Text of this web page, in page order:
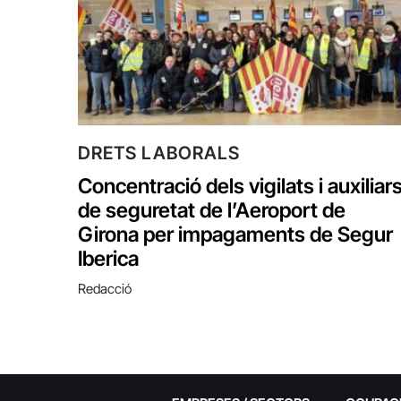
DRETS LABORALS
Concentració dels vigilats i
de seguretat de l’Aeroport de
Girona per impagaments de Segur
Iberica
Redacció